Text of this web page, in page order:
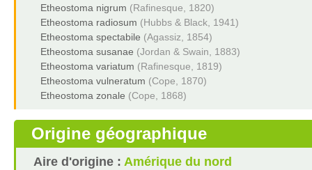
Etheostoma nigrum (Rafinesque, 1820)
Etheostoma radiosum (Hubbs & Black, 1941)
Etheostoma spectabile (Agassiz, 1854)
Etheostoma susanae (Jordan & Swain, 1883)
Etheostoma variatum (Rafinesque, 1819)
Etheostoma vulneratum (Cope, 1870)
Etheostoma zonale (Cope, 1868)
Origine géographique
Aire d'origine : Amérique du nord